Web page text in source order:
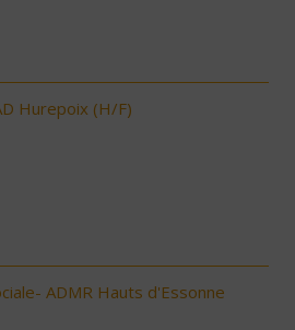
Hurepoix (H/F)
ADMR Hauts d'Essonne